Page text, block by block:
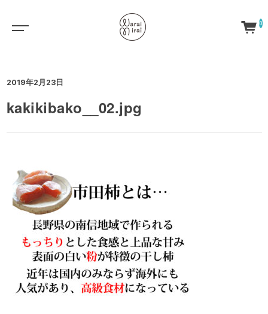
0
2019年2月23日
kakikibako__02.jpg